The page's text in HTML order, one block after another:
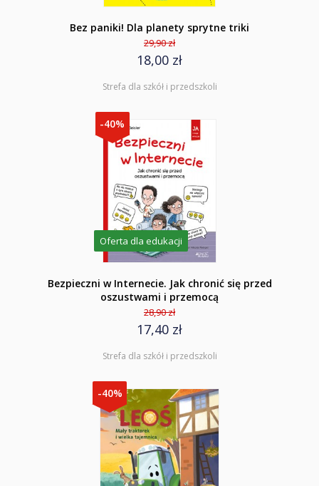
Bez paniki! Dla planety sprytne triki
29,90 zł
18,00 zł
Strefa dla szkół i przedszkoli
-40%
Oferta dla edukacji
Bezpieczni w Internecie. Jak chronić się przed
oszustwami i przemocą
28,90 zł
17,40 zł
Strefa dla szkół i przedszkoli
-40%